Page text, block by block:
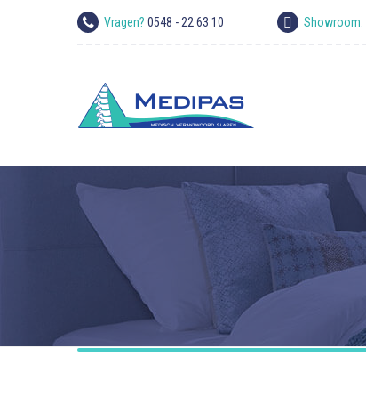
Vragen? 0548 - 22 63 10 Showroom: